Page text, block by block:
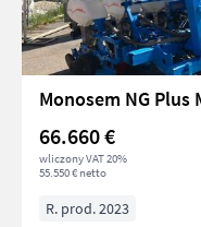
66.660 €
wliczony VAT 20%
55.550 € netto
R. prod. 2023